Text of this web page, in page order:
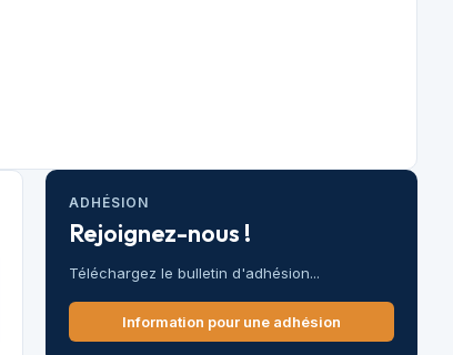
ADHÉSION
Rejoignez-nous !
Téléchargez le bulletin d'adhésion...
Information pour une adhésion